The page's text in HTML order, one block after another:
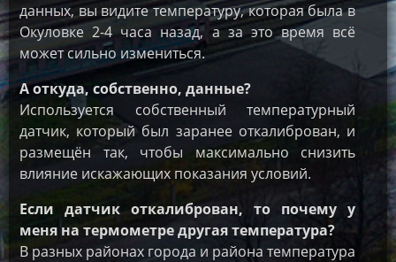
данных, вы видите температуру, которая была в
Окуловке 2-4 часа назад, а за это время всё
может сильно измениться.
А откуда, собственно, данные?
Используется собственный температурный
датчик, который был заранее откалиброван, и
размещён так, чтобы максимально снизить
влияние искажающих показания условий.
Если датчик откалиброван, то почему у
меня на термометре другая температура?
В разных районах города и района температура